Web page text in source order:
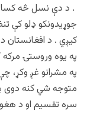
. د دې نسل څه
جوړیدونکو ډلو کې
کیږي . د
په یوه وروستۍ
په مشرانو غږ وکړ،
متوجه شي کنه دوی
سره تقسیم او د